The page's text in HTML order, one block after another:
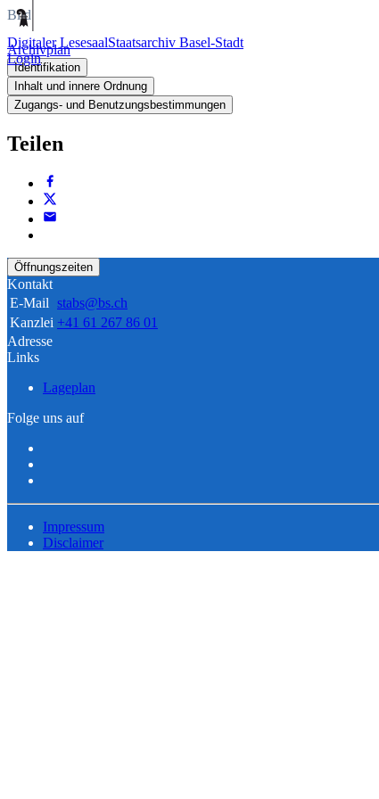
Digitaler LesesaalStaatsarchiv Basel-Stadt
Login
Bild
Archivplan
Identifikation
Inhalt und innere Ordnung
Zugangs- und Benutzungsbestimmungen
Teilen
Öffnungszeiten
Kontakt
E-Mail stabs@bs.ch
Kanzlei +41 61 267 86 01
Adresse
Links
Lageplan
Folge uns auf
Impressum
Disclaimer